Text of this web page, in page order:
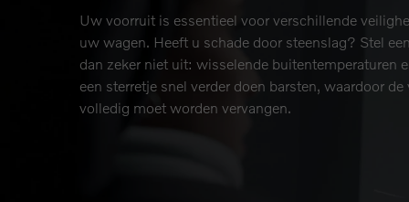
Uw voorruit is essentieel voor verschillende
uw wagen. Heeft u schade door steenslag? Stel
dan zeker niet uit: wisselende buitentemperaturen
een sterretje snel verder doen barsten, waardoor
volledig moet worden vervangen.